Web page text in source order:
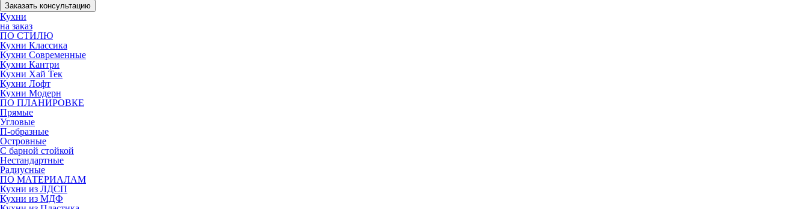
Заказать консультацию
Кухни
на заказ
ПО СТИЛЮ
Кухни Классика
Кухни Современные
Кухни Кантри
Кухни Хай Тек
Кухни Лофт
Кухни Модерн
ПО ПЛАНИРОВКЕ
Прямые
Угловые
П-образные
Островные
С барной стойкой
Нестандартные
Радиусные
ПО МАТЕРИАЛАМ
Кухни из ЛДСП
Кухни из МДФ